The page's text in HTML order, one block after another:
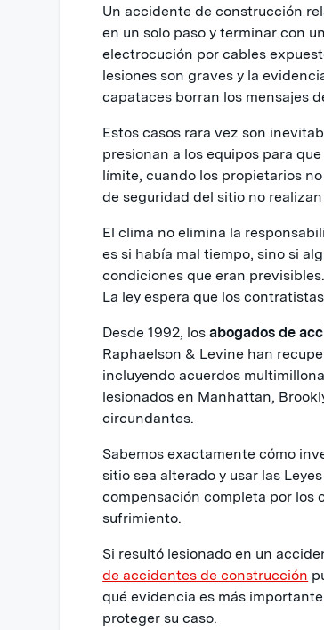
Un accidente de construcción
en un solo paso y terminar con
electrocución por cables
lesiones son graves y la
capataces borran los mensajes
Estos casos rara vez son
presionan a los equipos para
límite, cuando los propietarios
de seguridad del sitio no
El clima no elimina la
es si había mal tiempo, sino si
condiciones que eran
La ley espera que los
Desde 1992, losabogados de
Raphaelson & Levine han
incluyendo acuerdos
lesionados en Manhattan,
circundantes.
Sabemos exactamente cómo
sitio sea alterado y usar las
compensación completa por los
sufrimiento.
Si resultó lesionado en un
de accidentes de construcción
qué evidencia es más
proteger su caso.